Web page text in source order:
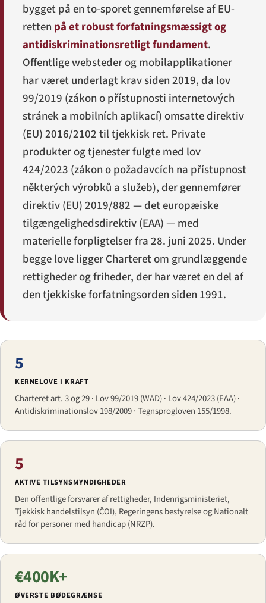
bygget på en to-sporet gennemførelse af EU-
retten på et robust forfatningsmæssigt og
antidiskriminationsretligt fundament.
Offentlige websteder og mobilapplikationer
har været underlagt krav siden 2019, da lov
99/2019 (zákon o přístupnosti internetových
stránek a mobilních aplikací) omsatte direktiv
(EU) 2016/2102 til tjekkisk ret. Private
produkter og tjenester fulgte med lov
424/2023 (zákon o požadavcích na přístupnost
některých výrobků a služeb), der gennemfører
direktiv (EU) 2019/882 — det europæiske
tilgængelighedsdirektiv (EAA) — med
materielle forpligtelser fra 28. juni 2025. Under
begge love ligger Charteret om grundlæggende
rettigheder og friheder, der har været en del af
den tjekkiske forfatningsorden siden 1991.
5
KERNELOVE I KRAFT
Charteret art. 3 og 29 · Lov 99/2019 (WAD) · Lov 424/2023 (EAA) ·
Antidiskriminationslov 198/2009 · Tegnsprogloven 155/1998.
5
AKTIVE TILSYNSMYNDIGHEDER
Den offentlige forsvarer af rettigheder, Indenrigsministeriet,
Tjekkisk handelstilsyn (ČOI), Regeringens bestyrelse og Nationalt
råd for personer med handicap (NRZP).
€400K+
ØVERSTE BØDEGRÆNSE